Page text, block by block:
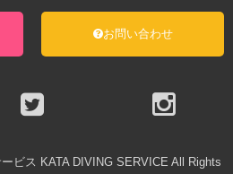
お問い合わせ
ビス KATA DIVING SERVICE All Rights